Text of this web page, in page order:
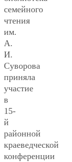
семейного
чтения
им.
А.
И.
Суворова
приняла
участие
в
15-
й
районной
краеведческой
конференции